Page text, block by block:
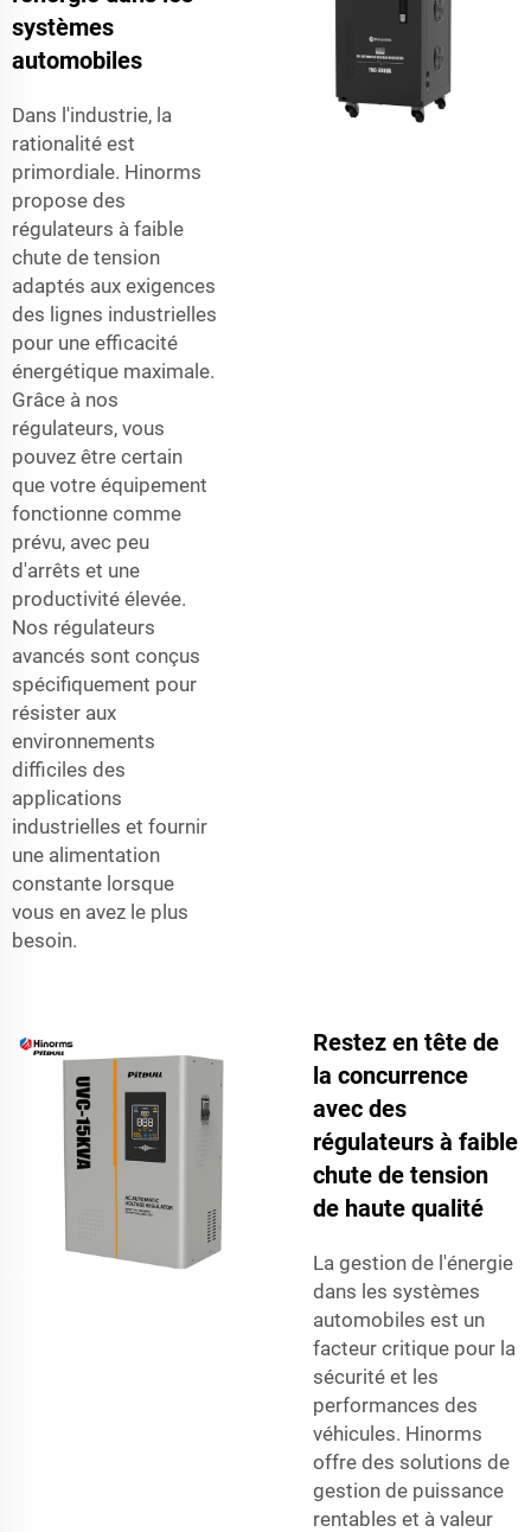
systèmes
automobiles
Dans l'industrie, la
rationalité est
primordiale. Hinorms
propose des
régulateurs à faible
chute de tension
adaptés aux exigences
des lignes industrielles
pour une efficacité
énergétique maximale.
Grâce à nos
régulateurs, vous
pouvez être certain
que votre équipement
fonctionne comme
prévu, avec peu
d'arrêts et une
productivité élevée.
Nos régulateurs
avancés sont conçus
spécifiquement pour
résister aux
environnements
difficiles des
applications
industrielles et fournir
une alimentation
constante lorsque
vous en avez le plus
besoin.
Restez en tête de
la concurrence
avec des
régulateurs à faible
chute de tension
de haute qualité
La gestion de l'énergie
dans les systèmes
automobiles est un
facteur critique pour la
sécurité et les
performances des
véhicules. Hinorms
offre des solutions de
gestion de puissance
rentables et à valeur